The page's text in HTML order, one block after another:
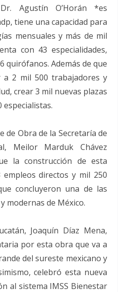
Agustín O’Horán *es
tiene una capacidad para
mensuales y más de mil
con 43 especialidades,
quirófanos. Además de que
2 mil 500 trabajadores y
crear 3 mil nuevas plazas
de Obra de la Secretaría de
Meilor Marduk Chávez
la construcción de esta
directos y mil 250
concluyeron una de las
modernas de México.
Joaquín Díaz Mena,
por esta obra que va a
del sureste mexicano y
celebró esta nueva
al sistema IMSS Bienestar